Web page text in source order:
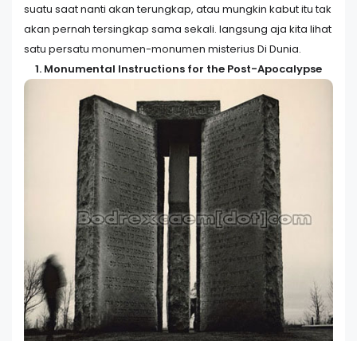
suatu saat nanti akan terungkap, atau mungkin kabut itu tak
akan pernah tersingkap sama sekali. langsung aja kita lihat
satu persatu monumen-monumen misterius Di Dunia.
1. Monumental Instructions for the Post-Apocalypse